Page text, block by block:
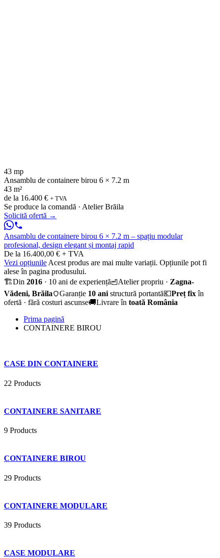
43 mp
Ansamblu de containere birou 6 × 7.2 m
43 m²
de la 16.400 € + TVA
Se produce la comandă · Atelier Brăila
Solicită ofertă →
Ansamblu de containere birou 6 × 7.2 m – spațiu modular
profesional, design elegant și montaj rapid
De la 16.400,00 € + TVA
Vezi opțiunile Acest produs are mai multe variații. Opțiunile pot fi
alese în pagina produsului.
🏗️Din 2016 · 10 ani de experiență Atelier propriu · Zagna-
Vădeni, Brăila
Garanție 10 ani structură portantă💶Preț fixîn
ofertă · fără costuri ascunse🚚Livrare în toată România
Prima pagină
CONTAINERE BIROU
CASE DIN CONTAINERE
22 Products
CONTAINERE SANITARE
9 Products
CONTAINERE BIROU
29 Products
CONTAINERE MODULARE
39 Products
CASE MODULARE